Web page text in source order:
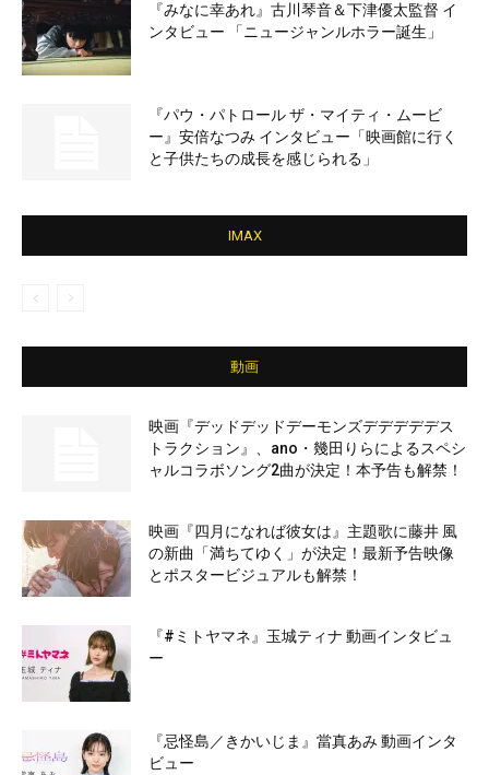
『みなに幸あれ』古川琴音＆下津優太監督 イ
ンタビュー 「ニュージャンルホラー誕生」
『パウ・パトロール ザ・マイティ・ムービ
ー』安倍なつみ インタビュー「映画館に行く
と子供たちの成長を感じられる」
IMAX
動画
映画『デッドデッドデーモンズデデデデデス
トラクション』、ano・幾田りらによるスペシ
ャルコラボソング2曲が決定！本予告も解禁！
映画『四月になれば彼女は』主題歌に藤井 風
の新曲「満ちてゆく」が決定！最新予告映像
とポスタービジュアルも解禁！
『#ミトヤマネ』玉城ティナ 動画インタビュ
ー
『忌怪島／きかいじま』當真あみ 動画インタ
ビュー